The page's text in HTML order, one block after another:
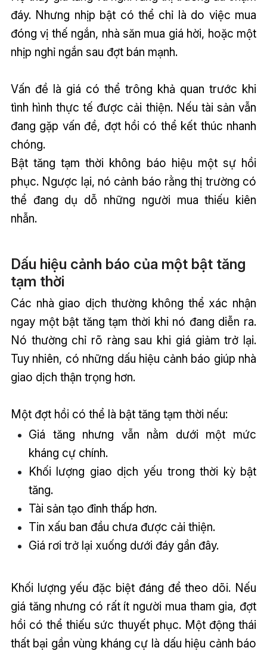
đáy. Nhưng nhịp bật có thể chỉ là do việc mua
đóng vị thế ngắn, nhà săn mua giá hời, hoặc một
nhịp nghỉ ngắn sau đợt bán mạnh.
Vấn đề là giá có thể trông khả quan trước khi
tình hình thực tế được cải thiện. Nếu tài sản vẫn
đang gặp vấn đề, đợt hồi có thể kết thúc nhanh
chóng.
Bật tăng tạm thời không báo hiệu một sự hồi
phục. Ngược lại, nó cảnh báo rằng thị trường có
thể đang dụ dỗ những người mua thiếu kiên
nhẫn.
Dấu hiệu cảnh báo của một bật tăng
tạm thời
Các nhà giao dịch thường không thể xác nhận
ngay một bật tăng tạm thời khi nó đang diễn ra.
Nó thường chỉ rõ ràng sau khi giá giảm trở lại.
Tuy nhiên, có những dấu hiệu cảnh báo giúp nhà
giao dịch thận trọng hơn.
Một đợt hồi có thể là bật tăng tạm thời nếu:
Giá tăng nhưng vẫn nằm dưới một mức
kháng cự chính.
Khối lượng giao dịch yếu trong thời kỳ bật
tăng.
Tài sản tạo đỉnh thấp hơn.
Tin xấu ban đầu chưa được cải thiện.
Giá rơi trở lại xuống dưới đáy gần đây.
Khối lượng yếu đặc biệt đáng để theo dõi. Nếu
giá tăng nhưng có rất ít người mua tham gia, đợt
hồi có thể thiếu sức thuyết phục. Một động thái
thất bại gần vùng kháng cự là dấu hiệu cảnh báo